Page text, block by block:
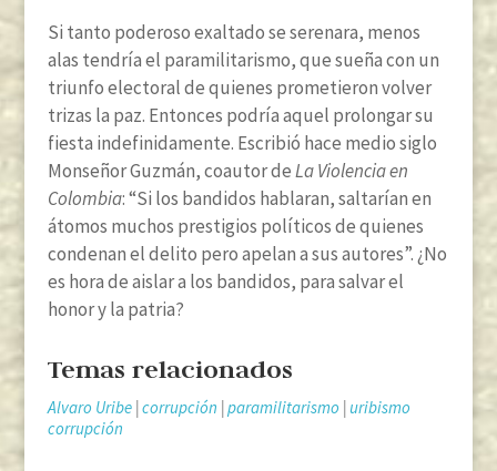
Si tanto poderoso exaltado se serenara, menos
alas tendría el paramilitarismo, que sueña con un
triunfo electoral de quienes prometieron volver
trizas la paz. Entonces podría aquel prolongar su
fiesta indefinidamente. Escribió hace medio siglo
Monseñor Guzmán, coautor deLa Violencia en
Colombia: “Si los bandidos hablaran, saltarían en
átomos muchos prestigios políticos de quienes
condenan el delito pero apelan a sus autores”. ¿No
es hora de aislar a los bandidos, para salvar el
honor y la patria?
Temas relacionados
Alvaro Uribe|corrupción |paramilitarismo | uribismo
corrupción